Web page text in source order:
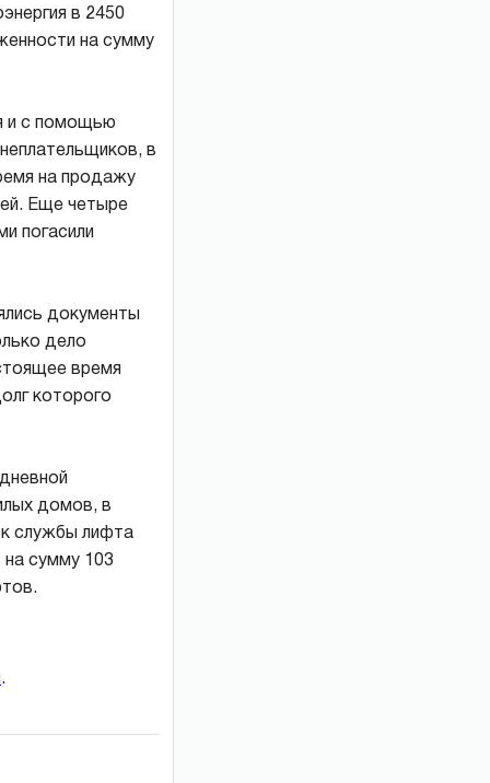
в 2450
на сумму
и с помощью
в
на продажу
Еще четыре
погасили
документы
дело
время
которого
домов, в
службы лифта
сумму 103
.